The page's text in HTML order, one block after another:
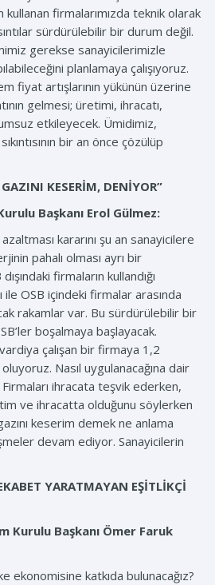
firmalarımızda teknik olarak
sürdürülebilir bir durum değil.
gerekse sanayicilerimizle
planlamaya çalışıyoruz.
fiyat artışlarının yükünün üzerine
gelmesi; üretimi, ihracatı,
etkileyecek. Ümidimiz,
bir an önce çözülüp
KESERİM, DENİYOR”
Başkanı Erol Gülmez:
kararını şu an sanayicilere
pahalı olması ayrı bir
firmaların kullandığı
ile OSB içindeki firmalar arasında
rakamlar var. Bu sürdürülebilir bir
boşalmaya başlayacak.
vardiya çalışan bir firmaya 1,2
Nasıl uygulanacağına dair
ihracata teşvik ederken,
ve ihracatta olduğunu söylerken
keserim demek ne anlama
devam ediyor. Sanayicilerin
YARATMAYAN EŞİTLİKÇİ
Kurulu Başkanı Ömer Faruk
ekonomisine katkıda bulunacağız?